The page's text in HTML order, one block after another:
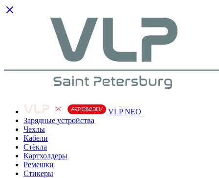
VLP NEO
Зарядные устройства
Чехлы
Кабели
Cтёкла
Картхолдеры
Ремешки
Стикеры